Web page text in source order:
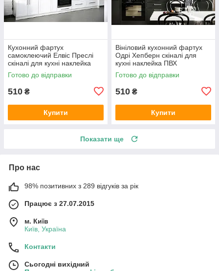
Кухонний фартух
самоклеючий Елвіс Преслі
скіналі для кухні наклейка
ПВХ ретро співаки сірий
600х2000 мм
Готово до відправки
510 ₴
Купити
Вініловий кухонний фартух
Одрі Хепберн скіналі для
кухні наклейка ПВХ
персонажі ретро Чорно-білий
600х2000 мм
Готово до відправки
510 ₴
Купити
Показати ще
Про нас
98% позитивних з 289 відгуків за рік
Працює з 27.07.2015
м. Київ
Київ, Україна
Контакти
Сьогодні вихідний